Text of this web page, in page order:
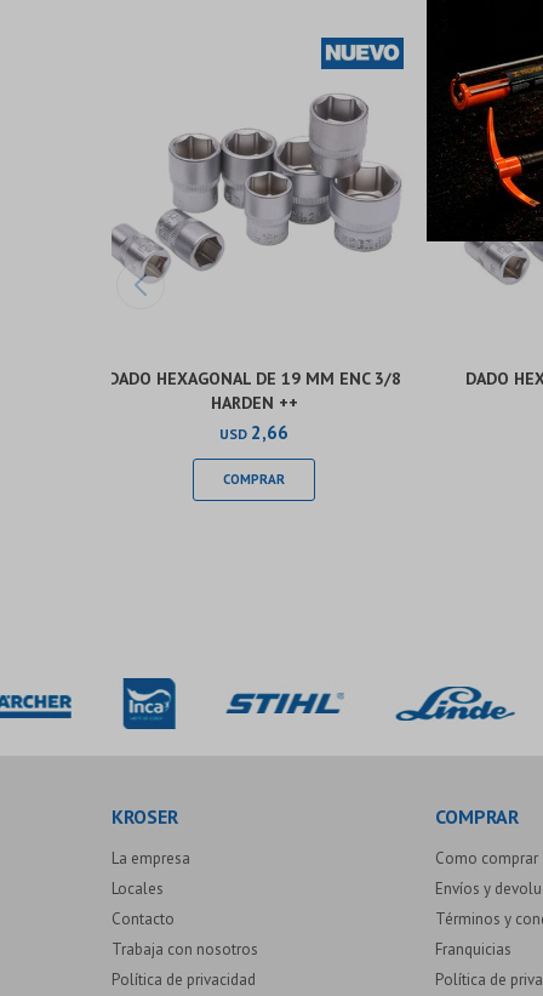
DADO HEXAGONAL DE 19 MM ENC 3/8
HARDEN ++
USD 2,66
DADO
KROSER
La empresa
Locales
Contacto
Trabaja con nosotros
Política de privacidad
COMPRAR
Como comprar
Envíos y
Términos y
Franquicias
Política de